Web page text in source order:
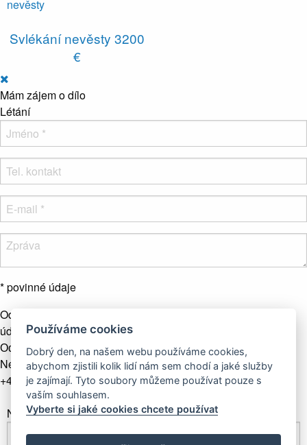
Svlékání nevěsty 3200
€
Mám zájem o dílo
Létání
* povinné údaje
Odesláním formuláře souhlasíte se zpracováním osobních
údajů.Více info
Odeslat zprávu
Nebo nás kontaktujte telefonicky
+421 907 281 123
Newsletter
Používáme cookies
Dobrý den, na našem webu používáme cookies,
abychom zjistili kolik lidí nám sem chodí a jaké služby
je zajímají. Tyto soubory můžeme používat pouze s
vaším souhlasem.
Vyberte si jaké cookies chcete používat